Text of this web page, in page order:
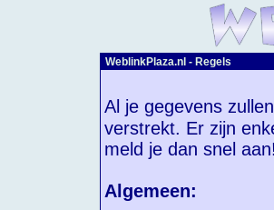
WeblinkPlaza.nl - Regels
Al je gegevens
verstrekt. Er zijn
meld je dan snel aan!
Algemeen: